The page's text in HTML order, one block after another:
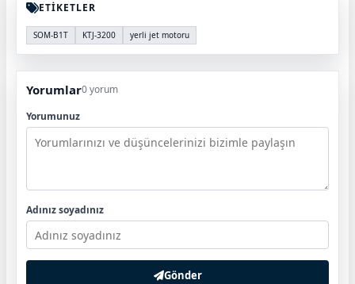
ETİKETLER
SOM-B1T KTJ-3200 yerli jet motoru
Yorumlar0 yorum
Yorumunuz
Adınız soyadınız
Gönder